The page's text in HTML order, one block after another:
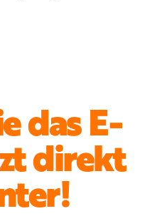
das E-
direkt